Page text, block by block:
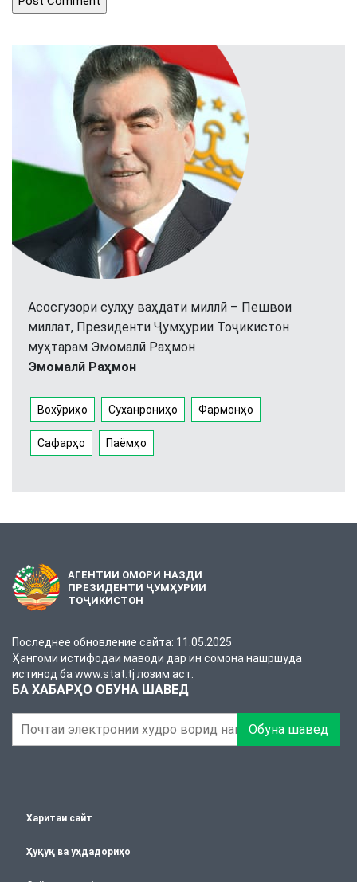
Асосгузори сулҳу ваҳдати миллӣ – Пешвои
миллат, Президенти Ҷумҳурии Тоҷикистон
муҳтарам Эмомалӣ Раҳмон
Эмомалӣ Раҳмон
Вохӯриҳо Суханрониҳо Фармонҳо
Сафарҳо Паёмҳо
АГЕНТИИ ОМОРИ НАЗДИ
ПРЕЗИДЕНТИ ҶУМҲУРИИ
ТОҶИКИСТОН
Последнее обновление сайта: 11.05.2025
Ҳангоми истифодаи маводи дар ин сомона нашршуда
истинод ба www.stat.tj лозим аст.
БА ХАБАРҲО ОБУНА ШАВЕД
Обуна шавед
Харитаи сайт
Ҳуқуқ ва уҳдадориҳо